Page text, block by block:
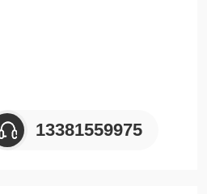
13381559975